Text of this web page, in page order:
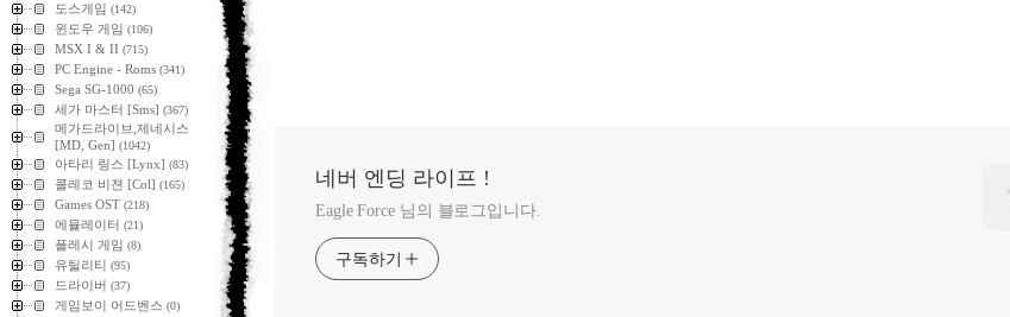
도스게임 (142)
윈도우 게임 (106)
MSX I & II (715)
PC Engine - Roms (341)
Sega SG-1000 (65)
세가 마스터 [Sms] (367)
메가드라이브,제네시스
[MD, Gen] (1042)
아타리 링스 [Lynx] (83)
콜레코 비젼 [Col] (165)
Games OST (218)
에뮬레이터 (21)
플레시 게임 (8)
유틸리티 (95)
드라이버 (37)
게임보이 어드벤스 (0)
네버 엔딩 라이프 !
Eagle Force 님의 블로그입니다.
구독하기